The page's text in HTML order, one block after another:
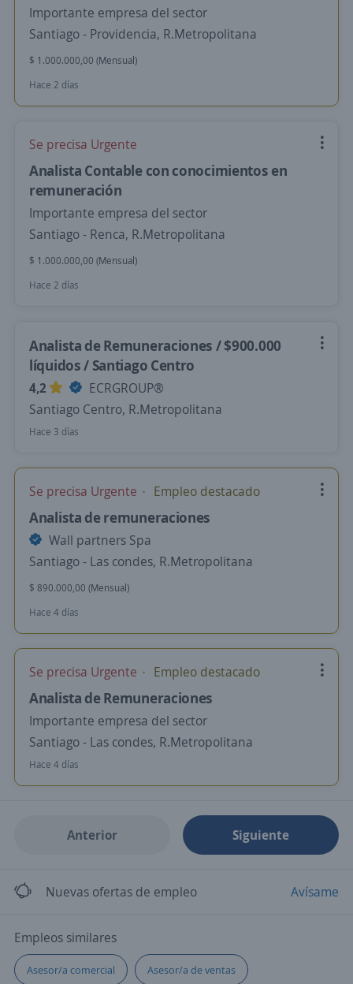
Importante empresa del sector
Santiago - Providencia, R.Metropolitana
$ 1.000.000,00 (Mensual)
Hace 2 días
Se precisa Urgente
Analista Contable con conocimientos en
remuneración
Importante empresa del sector
Santiago - Renca, R.Metropolitana
$ 1.000.000,00 (Mensual)
Hace 2 días
Analista de Remuneraciones / $900.000
líquidos / Santiago Centro
4,2
ECRGROUP®️
Santiago Centro, R.Metropolitana
Hace 3 días
Se precisa Urgente Empleo destacado
Analista de remuneraciones
Wall partners Spa
Santiago - Las condes, R.Metropolitana
$ 890.000,00 (Mensual)
Hace 4 días
Se precisa Urgente Empleo destacado
Analista de Remuneraciones
Importante empresa del sector
Santiago - Las condes, R.Metropolitana
Hace 4 días
Anterior Siguiente
Nuevas ofertas de empleo Avísame
Empleos similares
Asesor/a comercial Asesor/a de ventas